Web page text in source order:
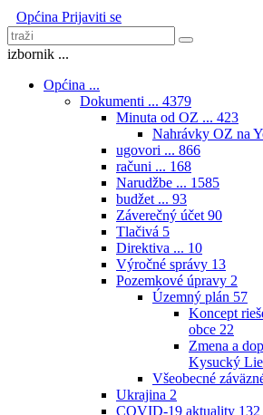
Općina Prijaviti se
izbornik ...
Općina ...
Dokumenti ... 4379
Minuta od OZ ... 423
Nahrávky OZ na
ugovori ... 866
računi ... 168
Narudžbe ... 1585
budžet ... 93
Záverečný účet 90
Tlačivá 5
Direktiva ... 10
Výročné správy 13
Pozemkové úpravy 2
Územný plán 57
Koncept
obce 22
Zmena a
Kysucký
Všeobecné
Ukrajina 2
COVID-19 aktuality 132